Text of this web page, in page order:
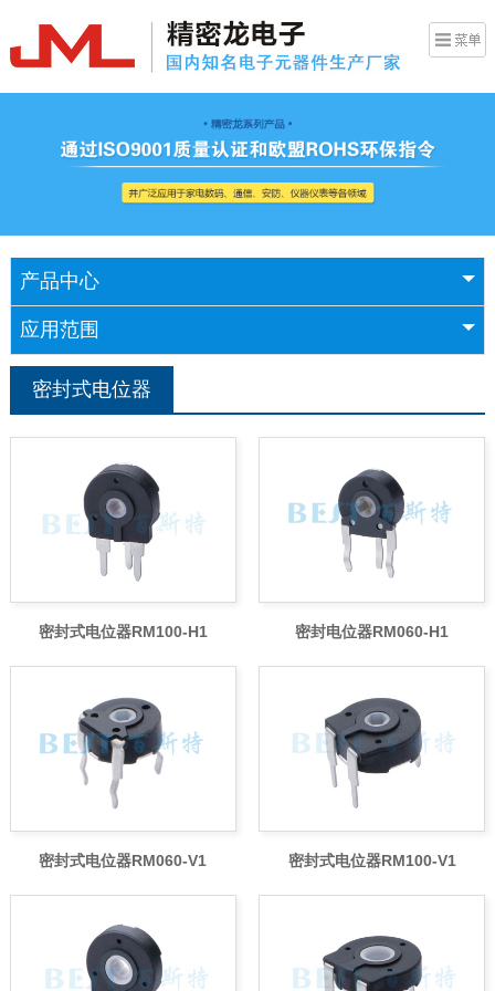
产品中心
应用范围
密封式电位器
密封式电位器RM100-H1 密封电位器RM060-H1
密封式电位器RM060-V1 密封式电位器RM100-V1